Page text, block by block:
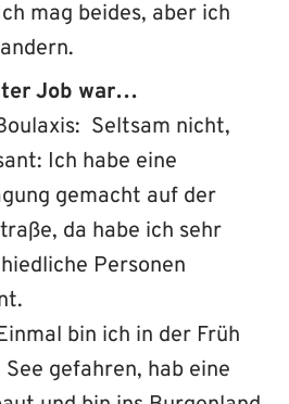
mag beides, aber ich
Job war…
Seltsam nicht,
Ich habe eine
gemacht auf der
da habe ich sehr
Personen
bin ich in der Früh
gefahren, hab eine